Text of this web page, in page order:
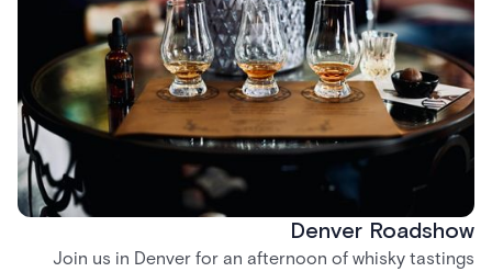
Denver Roadshow
Join us in Denver for an afternoon of whisky tastings